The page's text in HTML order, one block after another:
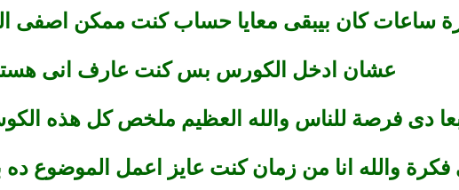
ساعات كان بيبقى معايا حساب كنت ممكن
عشان ادخل الكورس بس كنت عارف انى
دى فرصة للناس والله العظيم ملخص كل هذه
فكرة والله انا من زمان كنت عايز اعمل